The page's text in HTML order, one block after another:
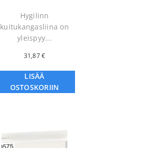
Hygilinn
kuitukangasliina on
yleispyy...
31,87€
LISÄÄ
OSTOSKORIIN